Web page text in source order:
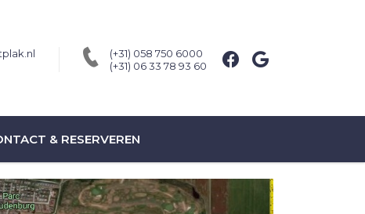
(+31) 058 750 6000
(+31) 06 33 78 93 60
& RESERVEREN